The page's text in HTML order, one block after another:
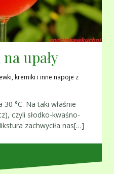
upały
kremiki i inne napoje z
30 °C. Na taki właśnie
czyli słodko-kwaśno-
zachwyciła nas[…]